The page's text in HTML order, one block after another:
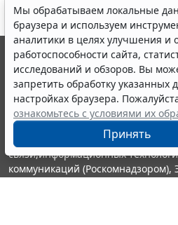
Мы обрабатываем локальные
браузера и используем
аналитики в целях улучшения и
работоспособности сайта,
исследований и обзоров. Вы
запретить обработку указанных
настройках браузера.
ознакомьтесь с условиями их
Принять
© ООО "НПП "ГАРАНТ-СЕРВИС",
выпускается с 1990 года.
являются участниками
информации ГАРАНТ.
Портал ГАРАНТ.РУ
издания Федеральной службой
связи,информационных
коммуникаций